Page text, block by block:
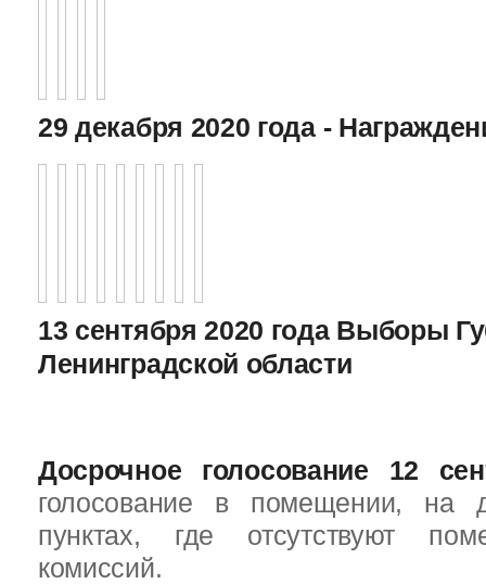
29 декабря 2020 года -
13 сентября 2020 года Выборы
Ленинградской области
Досрочное голосование 12
голосование в помещении, на
пунктах, где отсутствуют
комиссий.